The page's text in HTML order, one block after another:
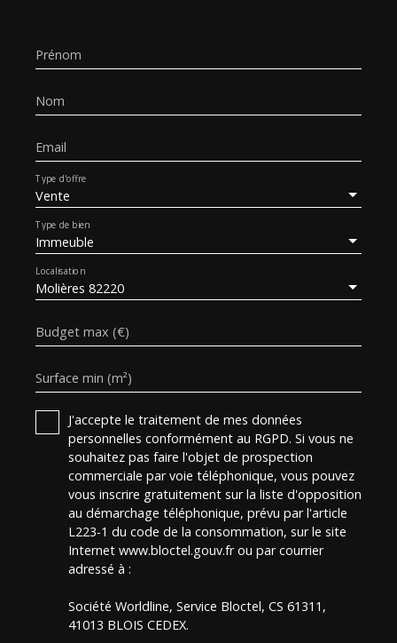
Prénom
Nom
Email
Vente
Type d'offre
Immeuble
Type de bien
Molières 82220
Localisation
Budget max (€)
Surface min (m²)
J'accepte le traitement de mes données
personnelles conformément au RGPD. Si vous ne
souhaitez pas faire l'objet de prospection
commerciale par voie téléphonique, vous pouvez
vous inscrire gratuitement sur la liste d'opposition
au démarchage téléphonique, prévu par l'article
L223-1 du code de la consommation, sur le site
Internet www.bloctel.gouv.fr ou par courrier
adressé à :
Société Worldline, Service Bloctel, CS 61311,
41013 BLOIS CEDEX.